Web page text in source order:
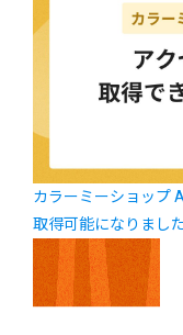
カラーミーショップ
取得可能になりまし